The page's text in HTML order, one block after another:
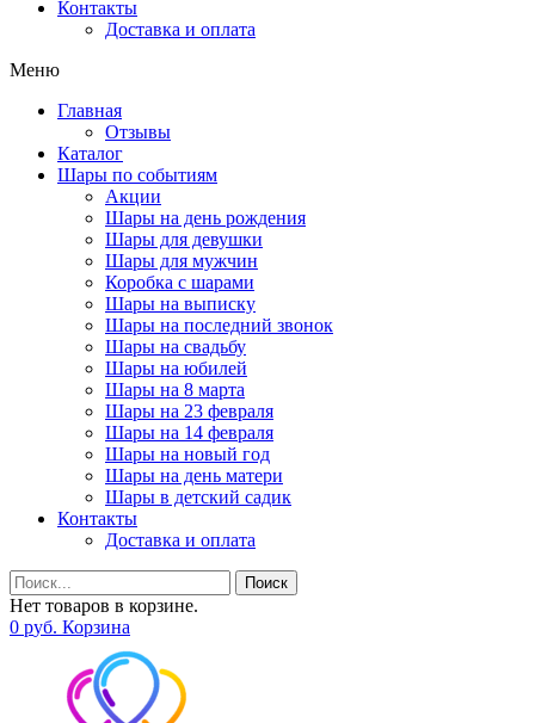
Контакты
Доставка и оплата
Меню
Главная
Отзывы
Каталог
Шары по событиям
Акции
Шары на день рождения
Шары для девушки
Шары для мужчин
Коробка с шарами
Шары на выписку
Шары на последний звонок
Шары на свадьбу
Шары на юбилей
Шары на 8 марта
Шары на 23 февраля
Шары на 14 февраля
Шары на новый год
Шары на день матери
Шары в детский садик
Контакты
Доставка и оплата
Поиск
Нет товаров в корзине.
0 руб. Корзина